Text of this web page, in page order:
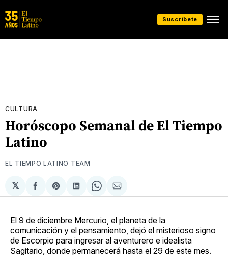
Suscríbete
CULTURA
Horóscopo Semanal de El Tiempo
Latino
EL TIEMPO LATINO TEAM
𝕏
Compartir
en
Share
on
Compartir
en
Share
on
Compartir
via
El 9 de diciembre Mercurio, el planeta de la
comunicación y el pensamiento, dejó el misterioso signo
de Escorpio para ingresar al aventurero e idealista
Sagitario, donde permanecerá hasta el 29 de este mes.